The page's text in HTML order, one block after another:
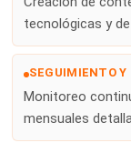
tecnológicas y
SEGUIMIENTO Y
Monitoreo
mensuales